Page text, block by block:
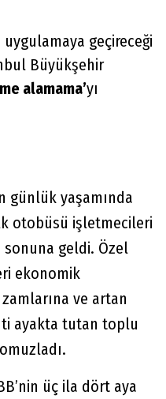
geçireceği
Büyükşehir
alamama’yı
günlük yaşamında
otobüsü işletmecileri
sonuna geldi. Özel
ekonomik
ve artan
ayakta tutan toplu
üç ila dört aya